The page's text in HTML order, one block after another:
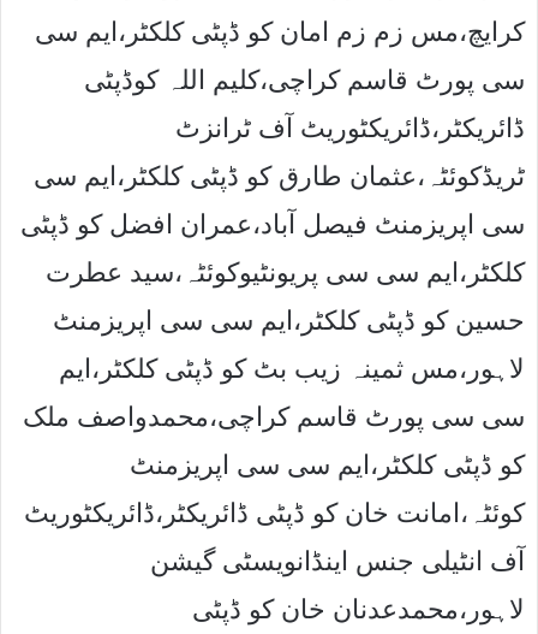
کرایچ،مس زم زم امان کو ڈپٹی کلکٹر،ایم سی
سی پورٹ قاسم کراچی،کلیم اللہ کوڈپٹی
ڈائریکٹر،ڈائریکٹوریٹ آف ٹرانزٹ
ٹریڈکوئٹہ،عثمان طارق کو ڈپٹی کلکٹر،ایم سی
سی اپریزمنٹ فیصل آباد،عمران افضل کو ڈپٹی
کلکٹر،ایم سی سی پریونٹیوکوئٹہ،سید عطرت
حسین کو ڈپٹی کلکٹر،ایم سی سی اپریزمنٹ
لاہور،مس ثمینہ زیب بٹ کو ڈپٹی کلکٹر،ایم
سی سی پورٹ قاسم کراچی،محمدواصف ملک
کو ڈپٹی کلکٹر،ایم سی سی اپریزمنٹ
کوئٹہ،امانت خان کو ڈپٹی ڈائریکٹر،ڈائریکٹوریٹ
آف انٹیلی جنس اینڈانویسٹی گیشن
لاہور،محمدعدنان خان کو ڈپٹی